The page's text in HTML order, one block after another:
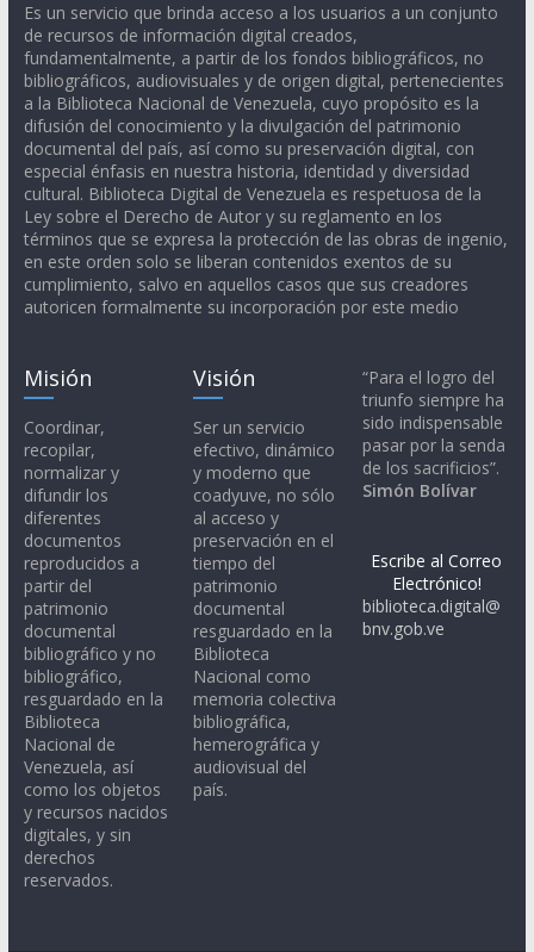
Es un servicio que brinda acceso a los usuarios a un conjunto
de recursos de información digital creados,
fundamentalmente, a partir de los fondos bibliográficos, no
bibliográficos, audiovisuales y de origen digital, pertenecientes
a la Biblioteca Nacional de Venezuela, cuyo propósito es la
difusión del conocimiento y la divulgación del patrimonio
documental del país, así como su preservación digital, con
especial énfasis en nuestra historia, identidad y diversidad
cultural. Biblioteca Digital de Venezuela es respetuosa de la
Ley sobre el Derecho de Autor y su reglamento en los
términos que se expresa la protección de las obras de ingenio,
en este orden solo se liberan contenidos exentos de su
cumplimiento, salvo en aquellos casos que sus creadores
autoricen formalmente su incorporación por este medio
Misión
Coordinar,
recopilar,
normalizar y
difundir los
diferentes
documentos
reproducidos a
partir del
patrimonio
documental
bibliográfico y no
bibliográfico,
resguardado en la
Biblioteca
Nacional de
Venezuela, así
como los objetos
y recursos nacidos
digitales, y sin
derechos
reservados.
Visión
Ser un servicio
efectivo, dinámico
y moderno que
coadyuve, no sólo
al acceso y
preservación en el
tiempo del
patrimonio
documental
resguardado en la
Biblioteca
Nacional como
memoria colectiva
bibliográfica,
hemerográfica y
audiovisual del
país.
“Para el logro del
triunfo siempre ha
sido indispensable
pasar por la senda
de los sacrificios”.
Simón Bolívar
Escribe al Correo
Electrónico!
biblioteca.digital@
bnv.gob.ve